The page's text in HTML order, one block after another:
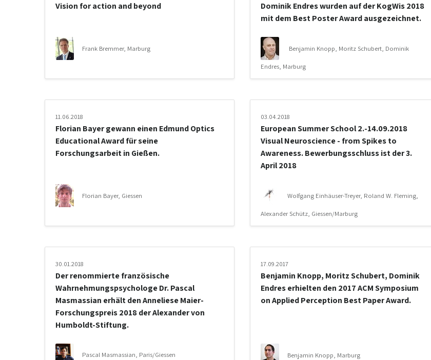
Vision for action and beyond
Frank Bremmer, Marburg
Dominik Endres wurden auf der KogWis 2018
mit dem Best Poster Award ausgezeichnet.
Benjamin Knopp, Moritz Schubert, Dominik
Endres, Marburg
11.06.2018
Florian Bayer gewann einen Edmund Optics
Educational Award für seine
Forschungsarbeit in Gießen.
Florian Bayer, Giessen
03.04.2018
European Summer School 2.-14.09.2018
Visual Neuroscience - from Spikes to
Awareness. Bewerbungsschluss ist der 3.
April 2018
Wolfgang Einhäuser-Treyer, Roland W. Fleming,
Alexander Schütz, Giessen/Marburg
30.01.2018
Der renommierte französische
Wahrnehmungspsychologe Dr. Pascal
Masmassian erhält den Anneliese Maier-
Forschungspreis 2018 der Alexander von
Humboldt-Stiftung.
Pascal Masmassian, Paris/Giessen
17.09.2017
Benjamin Knopp, Moritz Schubert, Dominik
Endres erhielten den 2017 ACM Symposium
on Applied Perception Best Paper Award.
Benjamin Knopp, Marburg